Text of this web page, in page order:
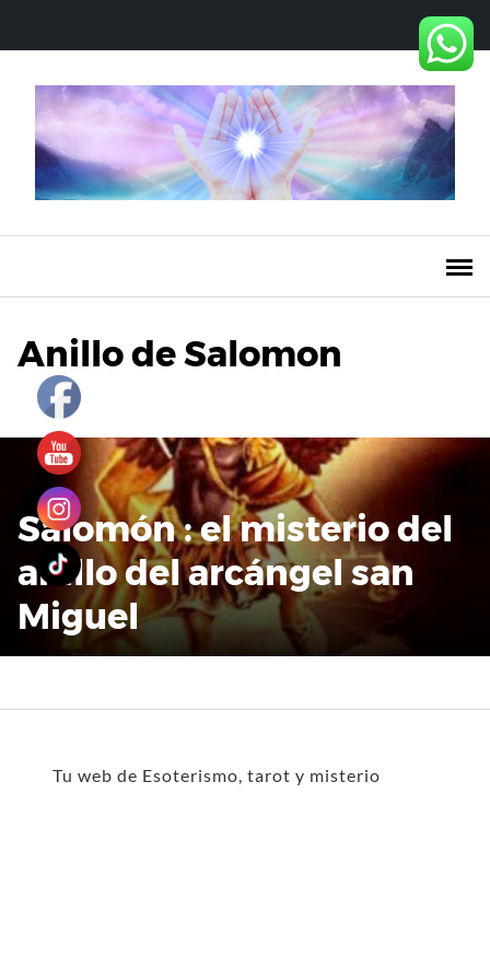
contenido
Anillo de Salomon
Salomón : el misterio del
anillo del arcángel san
Miguel
Tu web de Esoterismo, tarot y misterio